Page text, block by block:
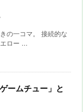
の一コマ。 接続的な
ロー ...
ームチュー」と